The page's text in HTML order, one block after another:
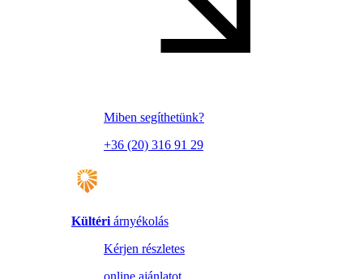
Miben segíthetünk?
+36 (20) 316 91 29
Kültéri árnyékolás
Kérjen részletes
online ajánlatot